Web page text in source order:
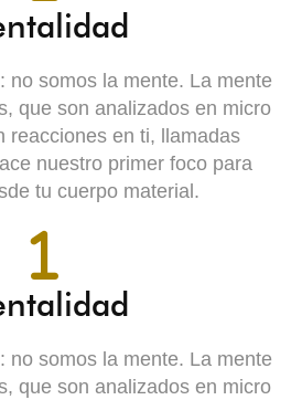
no somos la mente. La mente
que son analizados en micro
reacciones en ti, llamadas
nuestro primer foco para
tu cuerpo material.
no somos la mente. La mente
que son analizados en micro